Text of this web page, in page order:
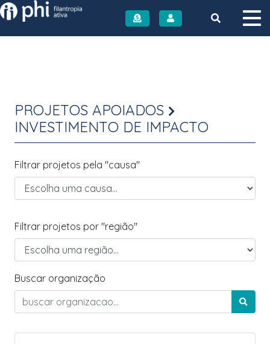
Instituto PHI
PROJETOS APOIADOS
INVESTIMENTO DE IMPACTO
Filtrar projetos pela "causa"
Filtrar projetos por "região"
Buscar organização